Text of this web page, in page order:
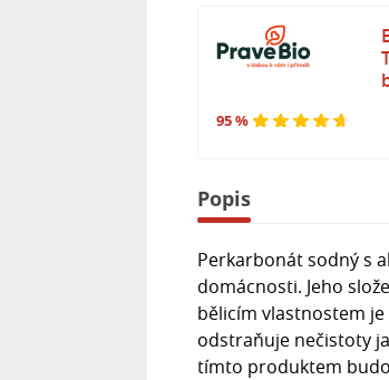
95 %
Popis
Perkarbonát sodný s
domácnosti. Jeho
bělicím vlastnostem
odstraňuje nečistoty
tímto produktem